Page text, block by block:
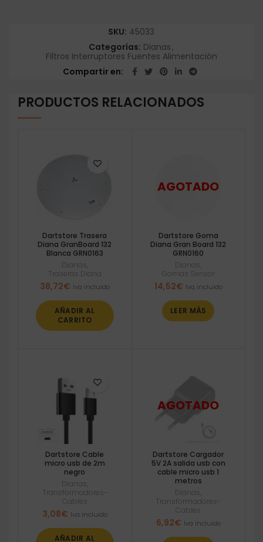
SKU: 45033
Categorías: Dianas,
Filtros Interruptores Fuentes Alimentación
Compartir en
PRODUCTOS RELACIONADOS
Dartstore Trasera
Diana GranBoard 132
Blanca GRN0163
Dianas
Traseras Diana
38,72€ Iva incluido
AÑADIR AL
CARRITO
Dartstore Goma
Diana Gran Board 132
GRN0160
Dianas
Gomas Sensor
14,52€ Iva incluido
LEER MÁS
Dartstore Cable
micro usb de 2m
negro
Dianas
Transformadores-
Cables
3,08€ Iva incluido
AÑADIR AL
Dartstore Cargador
5V 2A salida usb con
cable micro usb 1
metros
Dianas
Transformadores-
Cables
6,92€ Iva incluido